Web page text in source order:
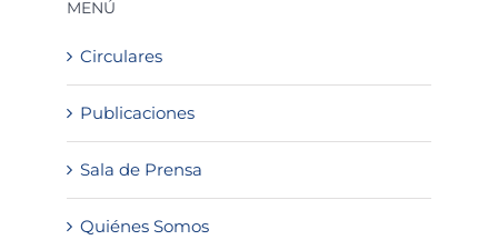
MENÚ
Circulares
Publicaciones
Sala de Prensa
Quiénes Somos